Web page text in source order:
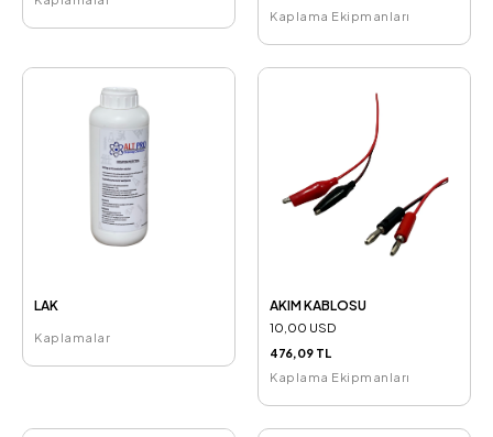
Kaplama Ekipmanları
LAK
Kaplamalar
AKIM KABLOSU
10,00 USD
476,09 TL
Kaplama Ekipmanları